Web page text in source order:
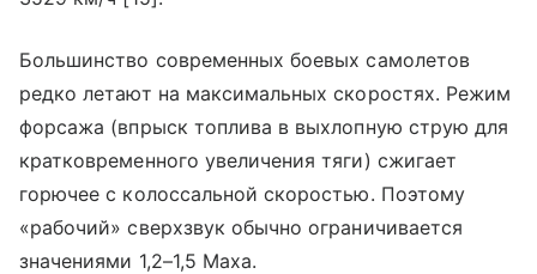
Большинство современных боевых самолетов
редко летают на максимальных скоростях. Режим
форсажа (впрыск топлива в выхлопную струю для
кратковременного увеличения тяги) сжигает
горючее с колоссальной скоростью. Поэтому
«рабочий» сверхзвук обычно ограничивается
значениями 1,2–1,5 Маха.